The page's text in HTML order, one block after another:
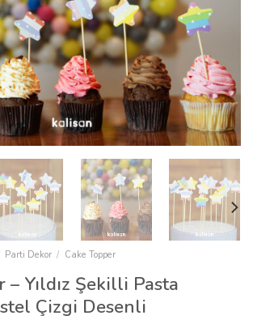
Parti Dekor / Cake Topper
– Yıldız Şekilli Pasta
Çizgi Desenli